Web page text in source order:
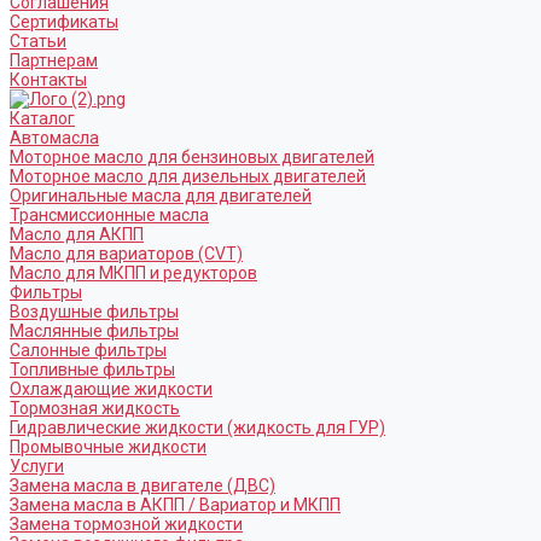
Сертификаты
Статьи
Партнерам
Контакты
Каталог
Автомасла
Моторное масло для бензиновых двигателей
Моторное масло для дизельных двигателей
Оригинальные масла для двигателей
Трансмиссионные масла
Масло для АКПП
Масло для вариаторов (CVT)
Масло для МКПП и редукторов
Фильтры
Воздушные фильтры
Маслянные фильтры
Салонные фильтры
Топливные фильтры
Охлаждающие жидкости
Тормозная жидкость
Гидравлические жидкости (жидкость для ГУР)
Промывочные жидкости
Услуги
Замена масла в двигателе (ДВС)
Замена масла в АКПП / Вариатор и МКПП
Замена тормозной жидкости